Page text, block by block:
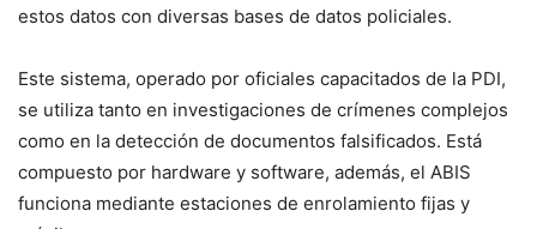
estos datos con diversas bases de datos policiales.
Este sistema, operado por oficiales capacitados de la PDI,
se utiliza tanto en investigaciones de crímenes complejos
como en la detección de documentos falsificados. Está
compuesto por hardware y software, además, el ABIS
funciona mediante estaciones de enrolamiento fijas y